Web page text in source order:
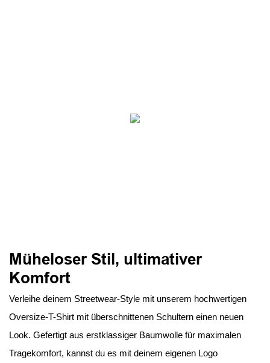
Müheloser Stil, ultimativer
Komfort
Verleihe deinem Streetwear-Style mit unserem hochwertigen
Oversize-T-Shirt mit überschnittenen Schultern einen neuen
Look. Gefertigt aus erstklassiger Baumwolle für maximalen
Tragekomfort, kannst du es mit deinem eigenen Logo